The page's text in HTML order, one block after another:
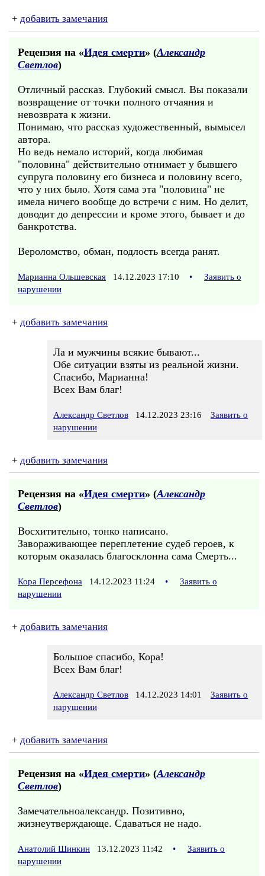
+ добавить замечания
Рецензия на «Идея смерти» (Александр
Светлов)
Отличный рассказ. Глубокий смысл. Вы показали
возвращение от точки полного отчаяния и
невозврата к жизни.
Понимаю, что рассказ художественный, вымысел
автора.
Но ведь немало историй, когда любимая
"половина" действительно отнимает у бывшего
супруга половину его бизнеса и половину всего,
что у них было. Хотя сама эта "половина" не
имела ничего вообще до встречи с ним. Но делит,
доводит до депрессии и кроме этого, бывает и до
банкротства.
Вероломство, обман, подлость всегда ранят.
Марианна Ольшевская 14.12.2023 17:10 •
Заявить о
нарушении
+ добавить замечания
Ла и мужчины всякие бывают...
Обе ситуации взяты из реальной жизни.
Спасибо, Марианна!
Всех Вам благ!
Александр Светлов 14.12.2023 23:16
Заявить о
нарушении
+ добавить замечания
Рецензия на «Идея смерти» (Александр
Светлов)
Восхитительно, тонко написано.
Завораживающее переплетение судеб героев, к
которым оказалась благосклонна сама Смерть...
Кора Персефона 14.12.2023 11:24 •
Заявить о
нарушении
+ добавить замечания
Большое спасибо, Кора!
Всех Вам благ!
Александр Светлов 14.12.2023 14:01
Заявить о
нарушении
+ добавить замечания
Рецензия на «Идея смерти» (Александр
Светлов)
Замечательноалександр. Позитивно,
жизнеутверждающе. Сдаваться не надо.
Анатолий Шинкин 13.12.2023 11:42 •
Заявить о
нарушении